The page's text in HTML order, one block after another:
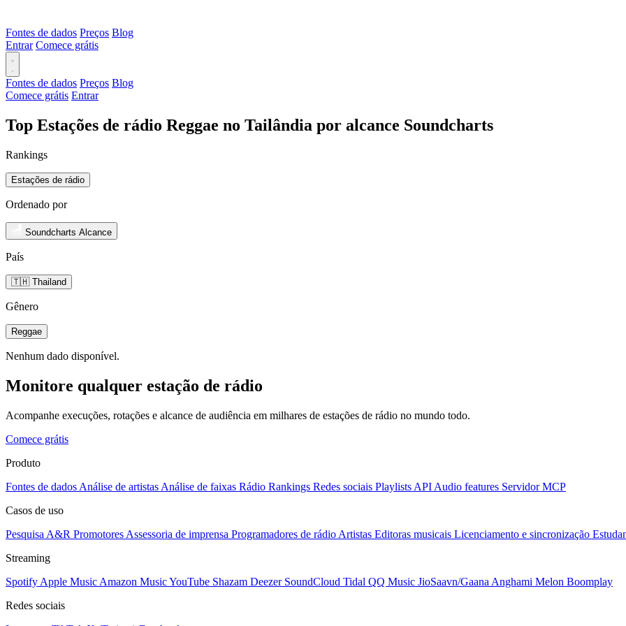
Fontes de dados Preços Blog
Entrar Comece grátis
Fontes de dados Preços Blog
Comece grátis Entrar
Top Estações de rádio Reggae no Tailândia por alcance Soundcharts
Rankings
Estações de rádio
Ordenado por
Soundcharts Alcance
País
🇹🇭 Thailand
Gênero
Reggae
Nenhum dado disponível.
Monitore qualquer estação de rádio
Acompanhe execuções, rotações e alcance de audiência em milhares de estações de rádio no mundo todo.
Comece grátis
Produto
Fontes de dados Análise de artistas Análise de faixas Rádio Rankings Redes sociais Playlists API Audio features Servidor MCP
Casos de uso
Pesquisa A&R Promotores Assessoria de imprensa Programadores de rádio Artistas Editoras musicais Licenciamento e sincronização
Streaming
Spotify Apple Music Amazon MusicYouTube Shazam Deezer SoundCloud Tidal QQ Music JioSaavn/Gaana Anghami Melon Boomplay
Redes sociais